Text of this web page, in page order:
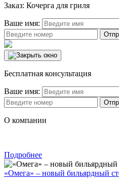
Заказ: Кочерга для гриля
Ваше имя:
Бесплатная консультация
Ваше имя:
О компании
Подробнее
«Омега» – новый бильярдный